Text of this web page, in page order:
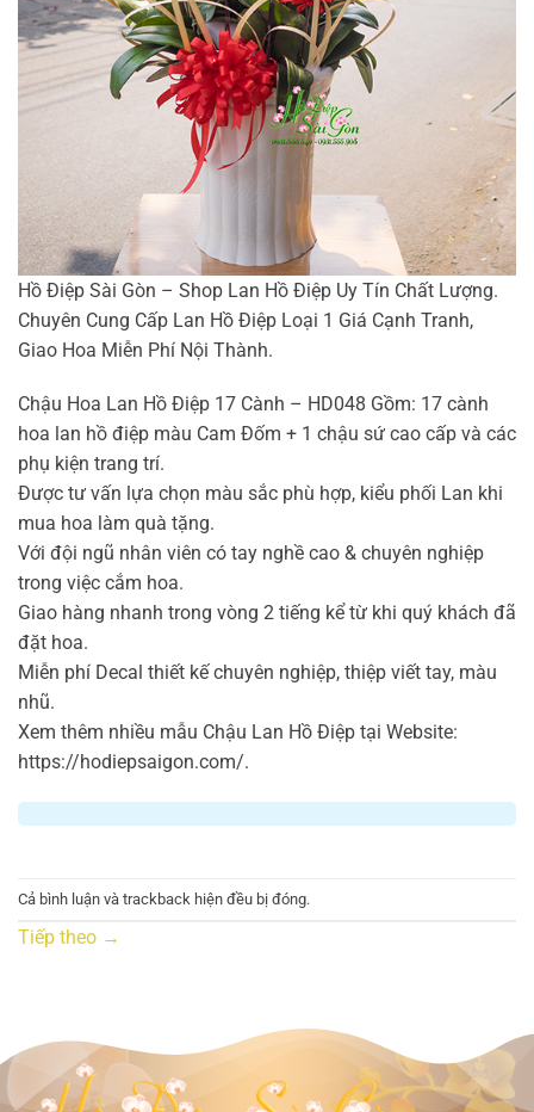
Hồ Điệp Sài Gòn – Shop Lan Hồ Điệp Uy Tín Chất Lượng.
Chuyên Cung Cấp Lan Hồ Điệp Loại 1 Giá Cạnh Tranh,
Giao Hoa Miễn Phí Nội Thành.
Chậu Hoa Lan Hồ Điệp 17 Cành – HD048 Gồm: 17 cành
hoa lan hồ điệp màu Cam Đốm + 1 chậu sứ cao cấp và các
phụ kiện trang trí.
Được tư vấn lựa chọn màu sắc phù hợp, kiểu phối Lan khi
mua hoa làm quà tặng.
Với đội ngũ nhân viên có tay nghề cao & chuyên nghiệp
trong việc cắm hoa.
Giao hàng nhanh trong vòng 2 tiếng kể từ khi quý khách đã
đặt hoa.
Miễn phí Decal thiết kế chuyên nghiệp, thiệp viết tay, màu
nhũ.
Xem thêm nhiều mẫu Chậu Lan Hồ Điệp tại Website:
https://hodiepsaigon.com/.
Cả bình luận và trackback hiện đều bị đóng.
Tiếp theo →